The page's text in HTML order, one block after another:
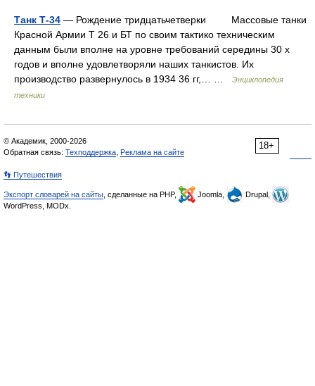
Танк Т-34 — Рождение тридцатьчетверки Массовые танки
Красной Армии Т 26 и БТ по своим тактико техническим
данным были вполне на уровне требований середины 30 х
годов и вполне удовлетворяли наших танкистов. Их
производство развернулось в 1934 36 гг,… …
Энциклопедия
техники
18+
© Академик, 2000-2026
Обратная связь: Техподдержка Реклама на сайте
👣 Путешествия
Экспорт словарей на сайты , сделанные на PHP, Joomla,
Drupal,
WordPress, MODx.